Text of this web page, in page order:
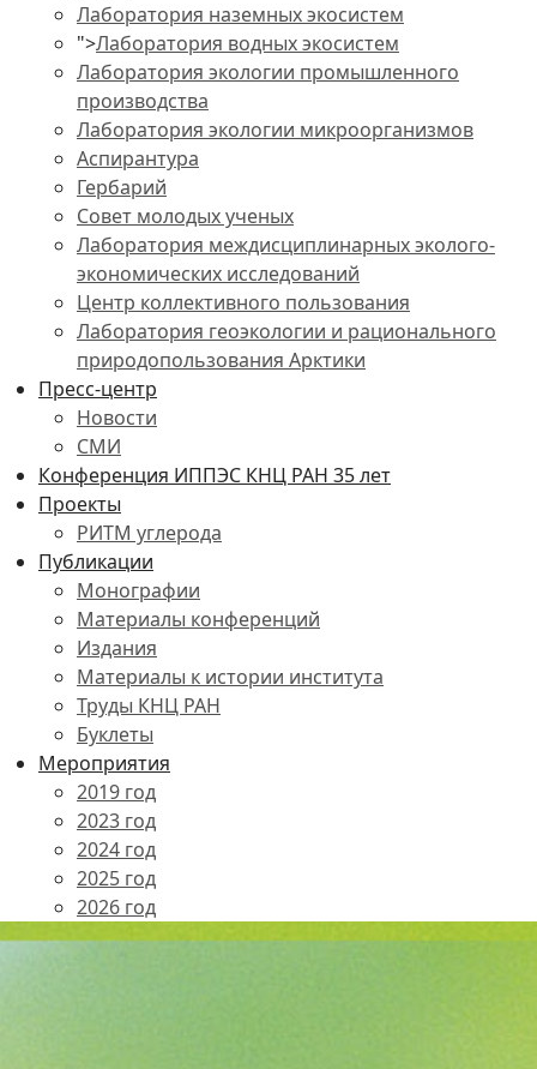
Лаборатория наземных экосистем
">Лаборатория водных экосистем
Лаборатория экологии промышленного
производства
Лаборатория экологии микроорганизмов
Аспирантура
Гербарий
Совет молодых ученых
Лаборатория междисциплинарных эколого-
экономических исследований
Центр коллективного пользования
Лаборатория геоэкологии и рационального
природопользования Арктики
Пресс-центр
Новости
СМИ
Конференция ИППЭС КНЦ РАН 35 лет
Проекты
РИТМ углерода
Публикации
Монографии
Материалы конференций
Издания
Материалы к истории института
Труды КНЦ РАН
Буклеты
Мероприятия
2019 год
2023 год
2024 год
2025 год
2026 год